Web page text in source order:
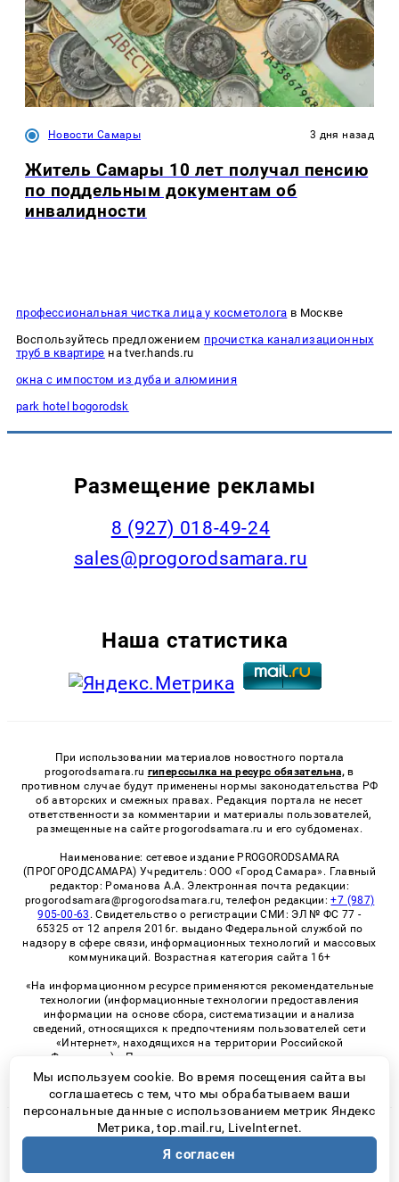
Новости Самары 3 дня назад
Житель Самары 10 лет получал пенсию
по поддельным документам об
инвалидности
профессиональная чистка лица у косметолога в Москве
Воспользуйтесь предложением прочистка канализационных
труб в квартире на tver.hands.ru
окна с импостом из дуба и алюминия
park hotel bogorodsk
Размещение рекламы
8 (927) 018-49-24
sales@progorodsamara.ru
Наша статистика
При использовании материалов новостного портала
progorodsamara.ru гиперссылка на ресурс обязательна, в
противном случае будут применены нормы законодательства РФ
об авторских и смежных правах. Редакция портала не несет
ответственности за комментарии и материалы пользователей,
размещенные на сайте progorodsamara.ru и его субдоменах.
Наименование: сетевое издание PROGORODSAMARA
(ПРОГОРОДСАМАРА) Учредитель: ООО «Город Самара». Главный
редактор: Романова А.А. Электронная почта редакции:
progorodsamara@progorodsamara.ru, телефон редакции:+7 (987)
905-00-63 . Свидетельство о регистрации СМИ: ЭЛ № ФС 77 -
65325 от 12 апреля 2016г. выдано Федеральной службой по
надзору в сфере связи, информационных технологий и массовых
коммуникаций. Возрастная категория сайта 16+
«На информационном ресурсе применяются рекомендательные
технологии (информационные технологии предоставления
информации на основе сбора, систематизации и анализа
сведений, относящихся к предпочтениям пользователей сети
«Интернет», находящихся на территории Российской
Федерации)». Правила применения рекомендательных
технологий в виджетах рекламно-обменной сети
«СМИ2» (PDF)
© 2026 «ProGorodSamara» | Все права защищены
Возрастная категория сайта 16+
Политика конфиденциальности
Мы используем cookie. Во время посещения сайта вы
соглашаетесь с тем, что мы обрабатываем ваши
персональные данные с использованием метрик Яндекс
Метрика, top.mail.ru, LiveInternet.
Я согласен